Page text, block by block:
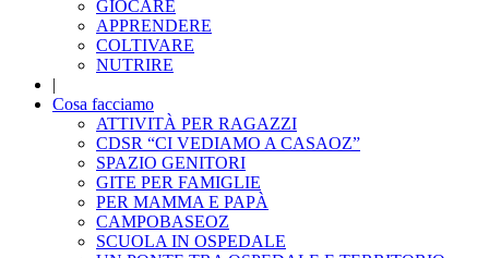
GIOCARE
APPRENDERE
COLTIVARE
NUTRIRE
|
Cosa facciamo
ATTIVITÀ PER RAGAZZI
CDSR “CI VEDIAMO A CASAOZ”
SPAZIO GENITORI
GITE PER FAMIGLIE
PER MAMMA E PAPÀ
CAMPOBASEOZ
SCUOLA IN OSPEDALE